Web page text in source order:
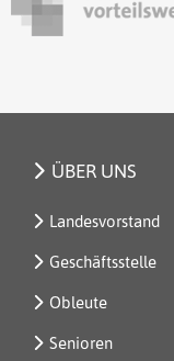
ÜBER UNS
Landesvorstand
Geschäftsstelle
Obleute
Senioren